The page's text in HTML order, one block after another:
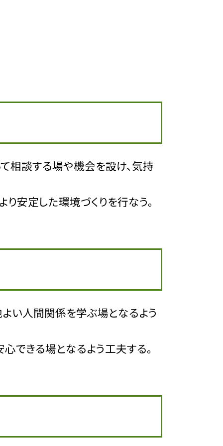
相談する場や機会を設け、気持
安定した環境づくりを行なう。
い人間関係を学ぶ場となるよう
できる場となるよう工夫する。